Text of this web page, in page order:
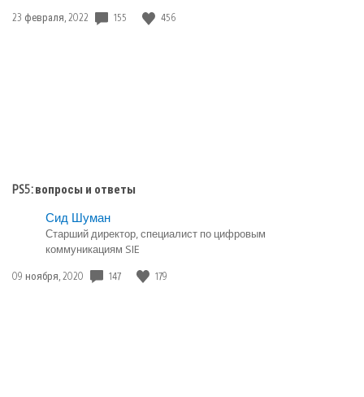
Дата
23 февраля, 2022 155 456
PS5: вопросы и ответы
Сид Шуман
Старший директор, специалист по цифровым
коммуникациям SIE
Дата
09 ноября, 2020 147 179